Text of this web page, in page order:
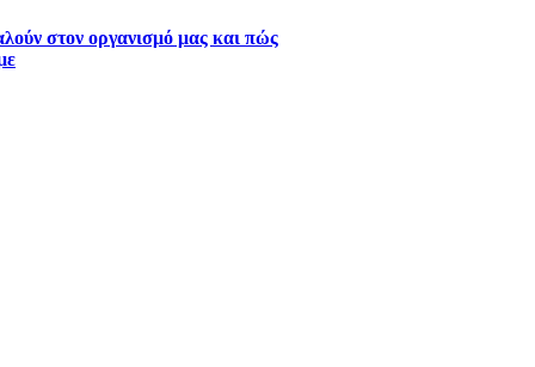
στον οργανισμό μας και πώς